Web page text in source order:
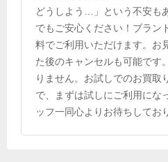
どうしよう…」という不安も
でもご安心ください！ブラン
料でご利用いただけます。お
た後のキャンセルも可能です
りません。お試しでのお買取
で、まずは試しにご利用にな
ッフ一同心よりお待ちしてお